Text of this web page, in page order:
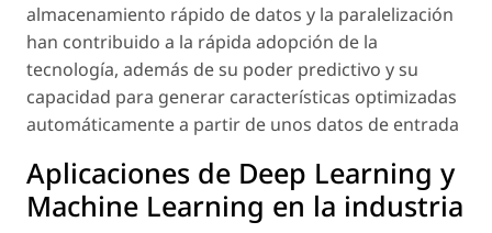
almacenamiento rápido de datos y la paralelización
han contribuido a la rápida adopción de la
tecnología, además de su poder predictivo y su
capacidad para generar características optimizadas
automáticamente a partir de unos datos de entrada
Aplicaciones de Deep Learning y
Machine Learning en la industria